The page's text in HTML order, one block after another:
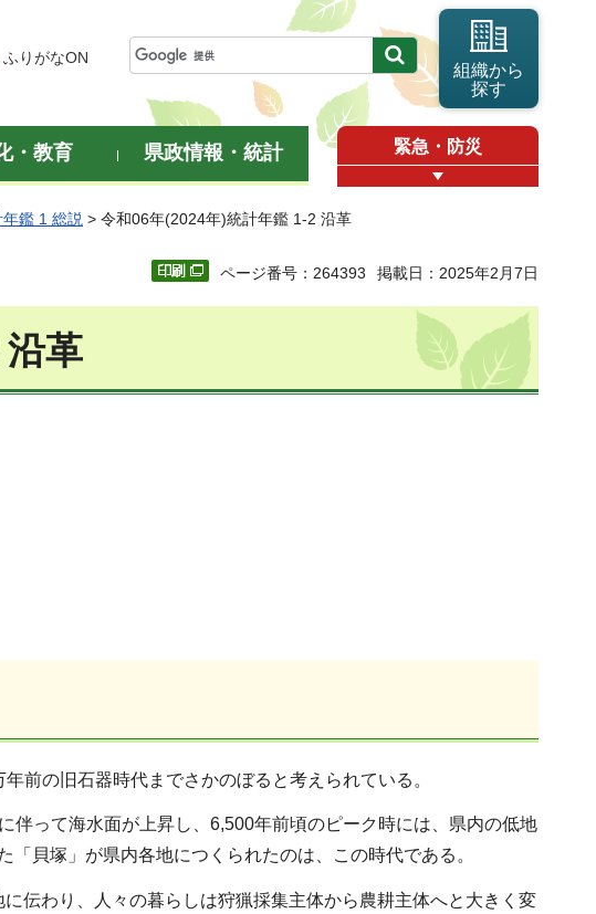
ふりがなON
組織から
探す
・教育 県政情報・統計 緊急・防災
鑑 1 総説 > 令和06年(2024年)統計年鑑 1-2 沿革
ページ番号：264393 掲載日：2025年2月7日
革
前の旧石器時代までさかのぼると考えられている。
って海水面が上昇し、6,500年前頃のピーク時には、県内の低地
貝塚」が県内各地につくられたのは、この時代である。
伝わり、人々の暮らしは狩猟採集主体から農耕主体へと大きく変